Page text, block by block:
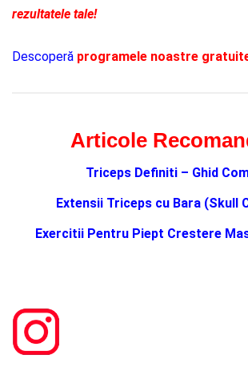
rezultatele tale!
Descoperă programele noastre
Articole
Triceps Definiti – Ghid
Extensii Triceps cu Bara (Skull
Exercitii Pentru Piept Crestere